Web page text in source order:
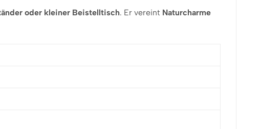
oder kleiner Beistelltisch. Er vereint Naturcharme